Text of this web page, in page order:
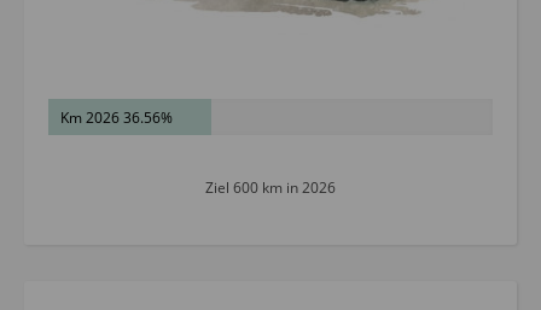
Km 2026 36.56%
Ziel 600 km in 2026